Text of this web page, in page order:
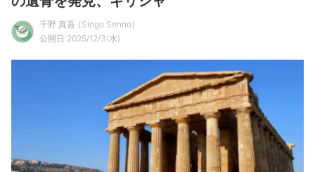
千野 真吾
Singo Senno
公開日 2025/12/3(水)